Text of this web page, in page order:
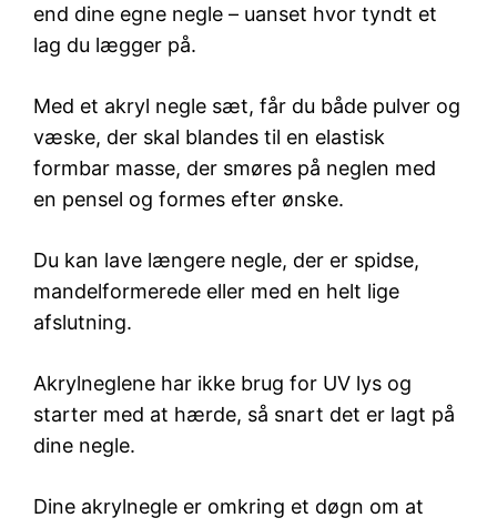
end dine egne negle – uanset hvor tyndt et
lag du lægger på.
Med et akryl negle sæt, får du både pulver og
væske, der skal blandes til en elastisk
formbar masse, der smøres på neglen med
en pensel og formes efter ønske.
Du kan lave længere negle, der er spidse,
mandelformerede eller med en helt lige
afslutning.
Akrylneglene har ikke brug for UV lys og
starter med at hærde, så snart det er lagt på
dine negle.
Dine akrylnegle er omkring et døgn om at